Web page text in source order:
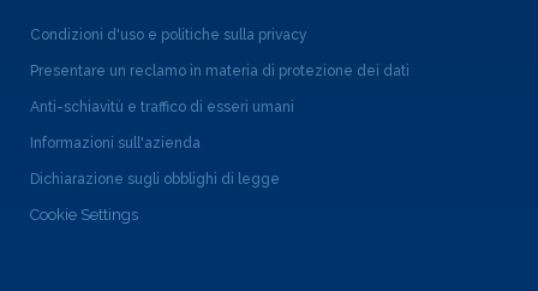
Condizioni d'uso e politiche sulla privacy
Presentare un reclamo in materia di protezione dei dati
Anti-schiavitù e traffico di esseri umani
Informazioni sull'azienda
Dichiarazione sugli obblighi di legge
Cookie Settings